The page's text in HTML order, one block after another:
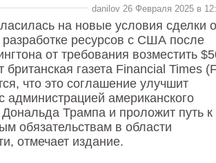
danilov 26 Февраля 2025 в
на новые условия сделки о
разработке ресурсов с США после
от требования возместить
газета Financial Times
что это соглашение улучшит
администрацией американского
Дональда Трампа и проложит путь к
обязательствам в области
отмечает издание.